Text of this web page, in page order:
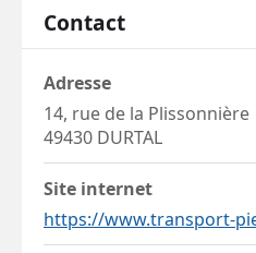
Contact
Adresse
14, rue de la Plissonnière
49430 DURTAL
Site internet
https://www.transport-